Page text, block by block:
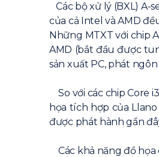
Các bộ xử lý (BXL) A-
của cả Intel và AMD
Những MTXT với chip
AMD (bắt đầu được
sản xuất PC, phát
So với các chip Core
họa tích hợp của
được phát hành gần
Các khả năng đồ họa